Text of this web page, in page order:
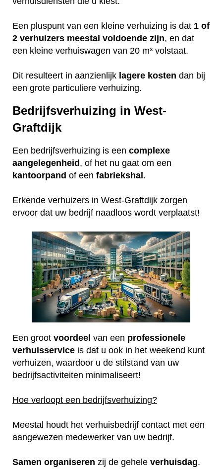
Een pluspunt van een kleine verhuizing is dat 1 of
2 verhuizers meestal voldoende zijn, en dat
een kleine verhuiswagen van 20 m³ volstaat.
Dit resulteert in aanzienlijk lagere kosten dan bij
een grote particuliere verhuizing.
Bedrijfsverhuizing in West-
Graftdijk
Een bedrijfsverhuizing is een complexe
aangelegenheid , of het nu gaat om een
kantoorpand of een fabriekshal .
Erkende verhuizers in West-Graftdijk zorgen
ervoor dat uw bedrijf naadloos wordt verplaatst!
Een groot voordeel van een professionele
verhuisservice is dat u ook in het weekend kunt
verhuizen, waardoor u de stilstand van uw
bedrijfsactiviteiten minimaliseert!
Hoe verloopt een bedrijfsverhuizing?
Meestal houdt het verhuisbedrijf contact met een
aangewezen medewerker van uw bedrijf.
Samen organiseren zij de gehele verhuisdag.